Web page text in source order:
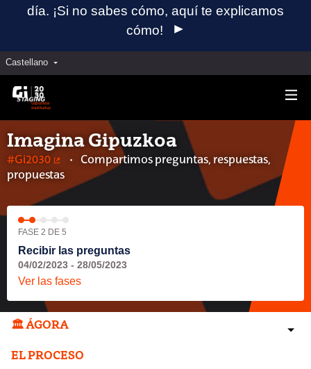
día. ¡Si no sabes cómo, aquí te explicamos
cómo!
Castellano Elegir el idioma
Imagina Gipuzkoa
#Gi2030
(Enlace externo)
Compartimos preguntas, respuestas,
propuestas
FASE 2 DE 5
Recibir las preguntas
04/02/2023 - 28/05/2023
Ver las fases
🏛️ ÁGORA
EL PROCESO